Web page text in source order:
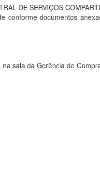
DE SERVIÇOS
conforme documentos
sala da Gerência de